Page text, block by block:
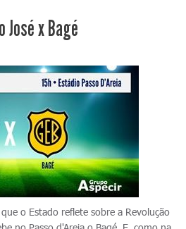
José x Bagé
o Estado reflete sobre a Revolução